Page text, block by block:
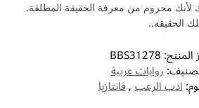
محروم من معرفة الحقيقة المطلقة.
الحقيقة..
المنتج:BBS31278
روايات عربية
ادب الرعب,فانتازيا